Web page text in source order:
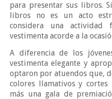
para presentar sus libros.
libros no es un acto
considera una actividad
vestimenta acorde a la
A diferencia de los
vestimenta elegante y
optaron por atuendos que,
colores llamativos y cortes
más una gala de